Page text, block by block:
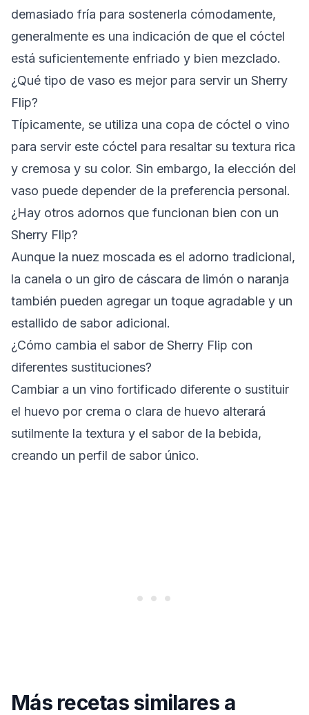
demasiado fría para sostenerla cómodamente,
generalmente es una indicación de que el cóctel
está suficientemente enfriado y bien mezclado.
¿Qué tipo de vaso es mejor para servir un Sherry
Flip?
Típicamente, se utiliza una copa de cóctel o vino
para servir este cóctel para resaltar su textura rica
y cremosa y su color. Sin embargo, la elección del
vaso puede depender de la preferencia personal.
¿Hay otros adornos que funcionan bien con un
Sherry Flip?
Aunque la nuez moscada es el adorno tradicional,
la canela o un giro de cáscara de limón o naranja
también pueden agregar un toque agradable y un
estallido de sabor adicional.
¿Cómo cambia el sabor de Sherry Flip con
diferentes sustituciones?
Cambiar a un vino fortificado diferente o sustituir
el huevo por crema o clara de huevo alterará
sutilmente la textura y el sabor de la bebida,
creando un perfil de sabor único.
Más recetas similares a